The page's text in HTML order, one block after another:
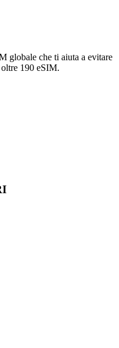
globale che ti aiuta a evitare
190 eSIM.